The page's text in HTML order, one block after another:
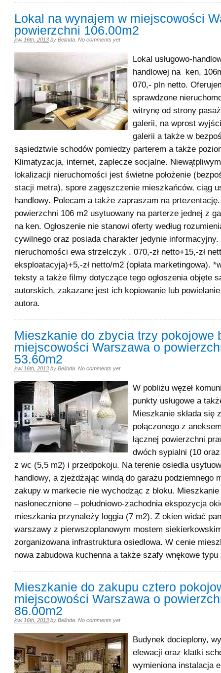
Lokal na wynajem w miejscowości
powierzchni 106.00m2
kwi 16th, 2013 by Belinda No comments yet
Lokal usługowo-
handlowej na ken,
070,- pln netto.
sprawdzone
witrynę od strony
galerii, na wprost
galerii a także w
sąsiedztwie schodów pomiedzy parterem a także
Klimatyzacja, internet, zaplecze socjalne.
lokalizacji nieruchomości jest świetne położenie
stacji metra), spore zagęszczenie mieszkańców, ciąg
handlowy. Polecam a także zapraszam na
powierzchni 106 m2 usytuowany na parterze jednej z
na ken. Ogłoszenie nie stanowi oferty według
cywilnego oraz posiada charakter jedynie
nieruchomości ewa strzelczyk . 070,-zł netto+15,-zł
eksploatacyja)+5,-zł netto/m2 (opłata marketingowa).
teksty a także filmy dotyczące tego ogłoszenia objęte
autorskich, zakazane jest ich kopiowanie lub
autora.
Mieszkanie do zbycia trzy pokojowe
miejscowości Warszawa o
53.60m2
kwi 16th, 2013 by Belinda No comments yet
W pobliżu węzeł
punkty usługowe a
Mieszkanie składa się
połączonego z
łącznej powierzchni
dwóch sypialni (10
z wc (5,5 m2) i przedpokoju. Na terenie osiedla
handlowy, a zjeżdżając windą do garażu podziemnego
zakupy w markecie nie wychodząc z bloku.
nasłonecznione – południowo-zachodnia ekspozycja
mieszkania przynależy loggia (7 m2). Z okien widać
warszawy z pierwszoplanowym mostem
zorganizowana infrastruktura osiedlowa. W cenie
nowa zabudowa kuchenna a także szafy wnękowe typu
Mieszkanie do zakupu cztero
miejscowości Warszawa o
86.00m2
kwi 16th, 2013 by Belinda No comments yet
Budynek docieplony,
elewacji oraz klatki
wymieniona instalacja